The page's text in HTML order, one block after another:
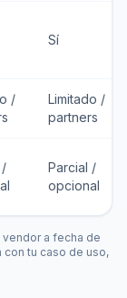
Sí
/
Limitado /
partners
/
Parcial /
opcional
a fecha de
con tu caso de uso,